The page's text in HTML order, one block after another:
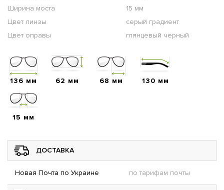
Ширина моста
15 мм
Цвет линзы
серый градиент
Цвет оправы
глянцевый черный
136 мм 62 мм 68 мм 130 мм
15 мм
ДОСТАВКА
Новая Почта по Украине по тарифам почты